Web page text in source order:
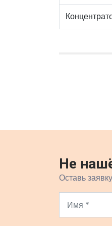
Не
Оставь